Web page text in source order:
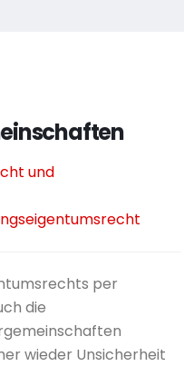
und
per
die
wieder Unsicherheit